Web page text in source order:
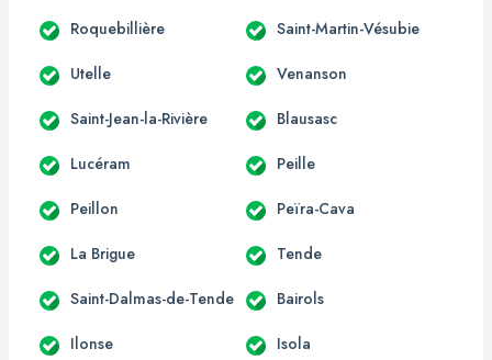
Roquebillière Saint-Martin-Vésubie
Utelle Venanson
Saint-Jean-la-Rivière Blausasc
Lucéram Peille
Peillon Peïra-Cava
La Brigue Tende
Saint-Dalmas-de-Tende Bairols
Ilonse Isola